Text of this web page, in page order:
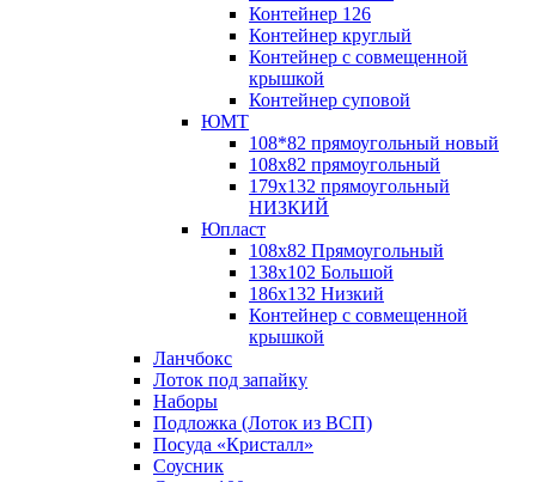
Контейнер 126
Контейнер круглый
Контейнер с совмещенной
крышкой
Контейнер суповой
ЮМТ
108*82 прямоугольный новый
108х82 прямоугольный
179х132 прямоугольный
НИЗКИЙ
Юпласт
108х82 Прямоугольный
138х102 Большой
186х132 Низкий
Контейнер с совмещенной
крышкой
Ланчбокс
Лоток под запайку
Наборы
Подложка (Лоток из ВСП)
Посуда «Кристалл»
Соусник